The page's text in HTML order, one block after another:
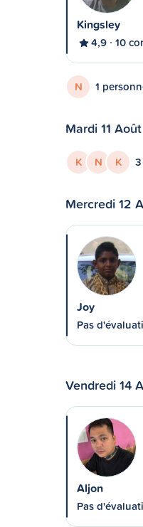
Kingsley
4,9 10
N 1
Mardi 11 Août
K N K
Mercredi 12
Joy
Pas
Vendredi 14
Aljon
Pas